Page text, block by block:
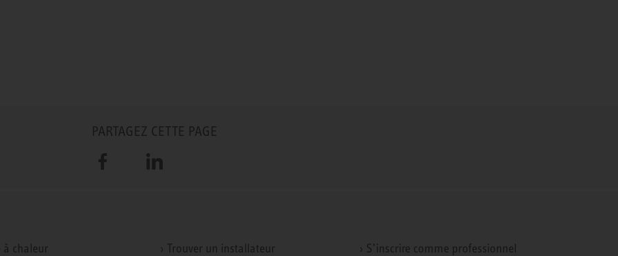
PARTAGEZ CETTE PAGE
Facebook LinkedIn
à chaleur › Trouver un installateur › S’inscrire comme professionnel